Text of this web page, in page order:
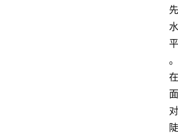
先
水
平
。
在
面
对
陡